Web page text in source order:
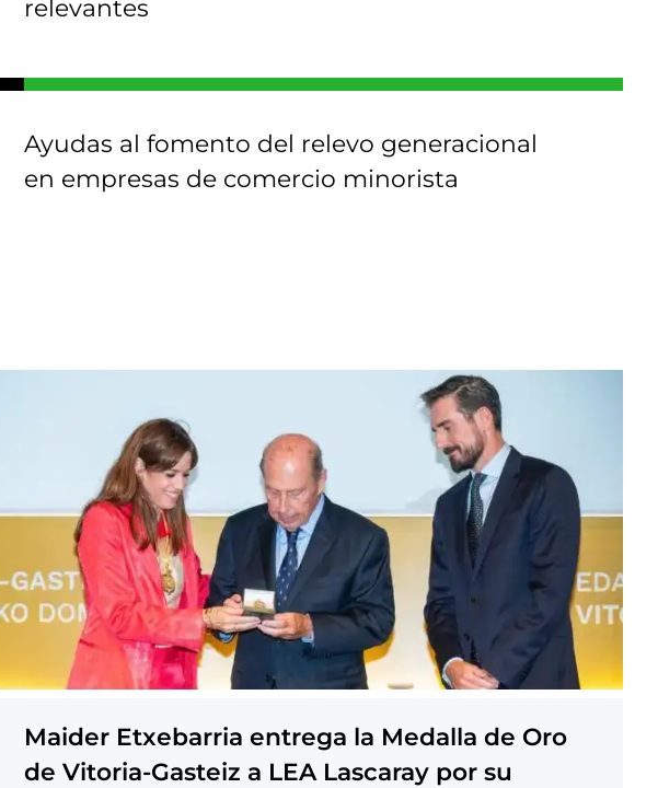
relevantes
Ayudas al fomento del relevo generacional
en empresas de comercio minorista
Maider Etxebarria entrega la Medalla de Oro
de Vitoria-Gasteiz a LEA Lascaray por su